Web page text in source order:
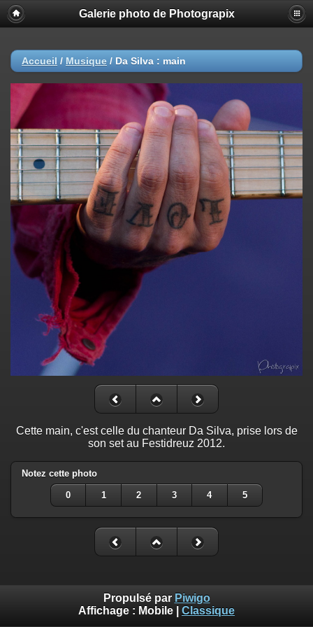
Galerie photo de Photograpix
Accueil / Musique / Da Silva : main
Cette main, c'est celle du chanteur Da Silva, prise lors de
son set au Festidreuz 2012.
Notez cette photo
0 1 2 3 4 5
Propulsé par Piwigo
Affichage : Mobile Classique